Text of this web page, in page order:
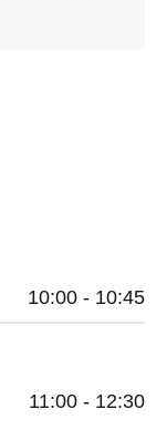
10:00 - 10:45
11:00 - 12:30